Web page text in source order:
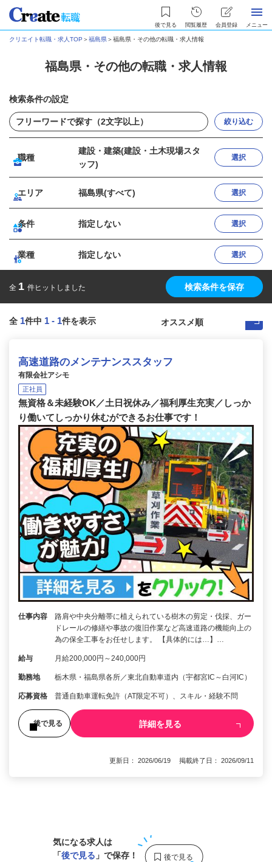
後で見る 閲覧履歴 会員登録 メニュー
クリエイト転職・求人TOP ＞福島県＞福島県・その他の転職・求人情報
福島県・その他の転職・求人情報
検索条件の設定
絞り込む
職種
建設・建築(建設・土木現場スタ
ッフ)
選択
エリア 福島県(すべて) 選択
条件 指定しない 選択
業種 指定しない 選択
全 1 件ヒットしました 検索条件を保存
全 1件中 1 - 1件を表示
高速道路のメンテナンススタッフ
有限会社アシモ
正社員
無資格＆未経験OK／土日祝休み／福利厚生充実／しっか
り働いてしっかり休むができるお仕事です！
仕事内容
路肩や中央分離帯に植えられている樹木の剪定・伐採、ガー
ドレールの修繕や事故の復旧作業など高速道路の機能向上の
為の保全工事をお任せします。 【具体的には…】…
給与 月給200,000円～240,000円
勤務地 栃木県・福島県各所／東北自動車道内（宇都宮IC～白河IC）
応募資格 普通自動車運転免許（AT限定不可）、スキル・経験不問
後で見る 詳細を見る
更新日： 2026/06/19 掲載終了日： 2026/09/11
気になる求人は
「後で見る 」で保存！